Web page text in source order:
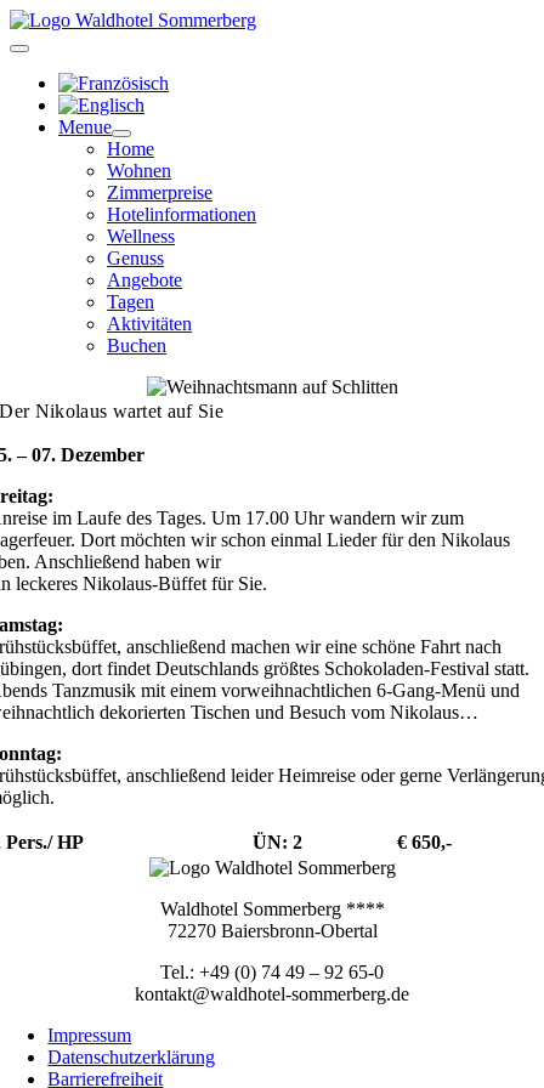
Zum
Inhalt
Menue
Home
Wohnen
Zimmerpreise
Hotelinformationen
Wellness
Genuss
Angebote
Tagen
Aktivitäten
Buchen
Der Nikolaus wartet auf Sie
– 07. Dezember
im Laufe des Tages. Um 17.00 Uhr wandern wir zum
Dort möchten wir schon einmal Lieder für den Nikolaus
Anschließend haben wir
leckeres Nikolaus-Büffet für Sie.
anschließend machen wir eine schöne Fahrt nach
dort findet Deutschlands größtes Schokoladen-Festival statt.
Tanzmusik mit einem vorweihnachtlichen 6-Gang-Menü und
dekorierten Tischen und Besuch vom Nikolaus…
anschließend leider Heimreise oder gerne
Pers./ HP ÜN: 2 € 650,-
Waldhotel Sommerberg ****
72270 Baiersbronn-Obertal
Tel.: +49 (0) 74 49 – 92 65-0
kontakt@waldhotel-sommerberg.de
Impressum
Datenschutzerklärung
Barrierefreiheit